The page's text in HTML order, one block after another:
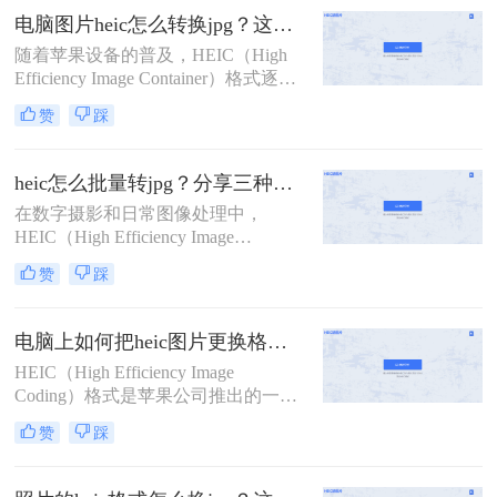
果设备用户可能会遇到无法直接打开
或编辑HEIC图片的问题。那么怎样把
heic照片格式变成jpg呢？本文将介绍
两种将HEIC照片格式转换成JPG的方
法。
电脑图片heic怎么转换jpg？这里有2个好方法分享！
随着苹果设备的普及，HEIC（High
Efficiency Image Container）格式逐渐
成为iPhone和iPad等设备默认保存照
片的方式。然而，由于该格式在非苹
要将HEIC文件转换为更常见的JPG格
式以便于跨平台使用。那么电脑图片
heic怎么转换jpg呢？本文将介绍两种
适用于Windows和Mac电脑用户的
HEIC转JPG的方法。
赞 踩
heic怎么批量转jpg？分享三种常用的转换方法！
在数字摄影和日常图像处理中，
HEIC（High Efficiency Image
Format）作为一种高效的图像格式，
因其出色的压缩率和图像质量而备受
用。然而，这种格式在非苹果设备或
某些应用程序中可能不被直接支持，
因此需要将HEIC批量转换为更通用的
JPG格式。那么heic怎么批量转jpg
呢？本文将介绍三种将HEIC批量转换
为JPG的高效方法。
赞 踩
电脑上如何把heic图片更换格式？教你四种转换方法！
HEIC（High Efficiency Image
Coding）格式是苹果公司推出的一种
高效图像编码格式，主要用于iOS设
备上拍摄的照片和视频。由于其高效
格式逐渐在苹果用户中普及。然而，
赞 踩